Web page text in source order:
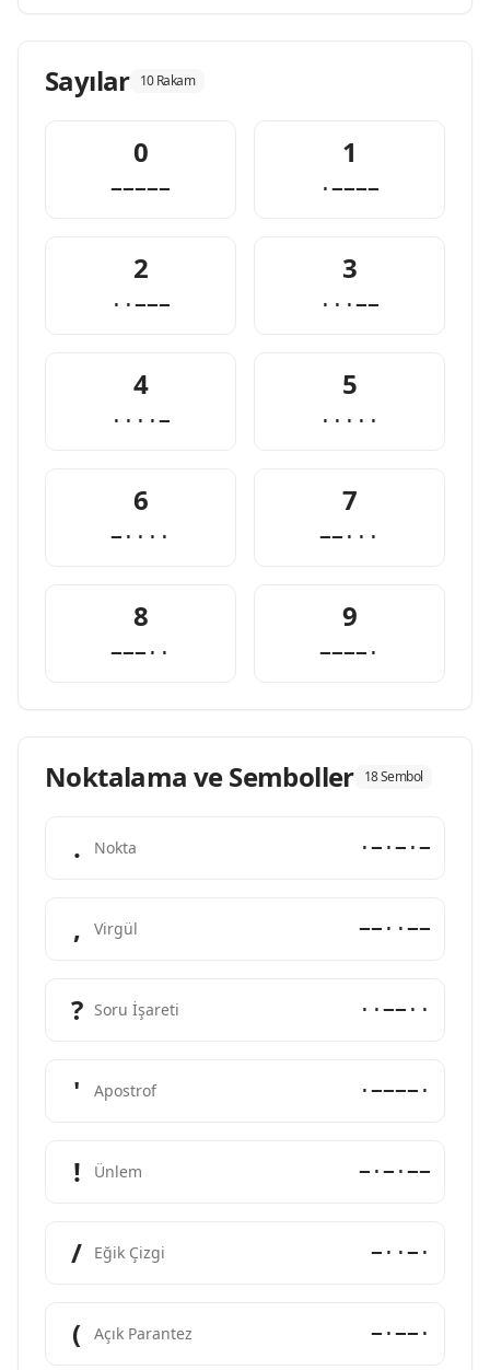
Sayılar 10 Rakam
0
−−−−−
1
·−−−−
2
··−−−
3
···−−
4
····−
5
·····
6
−····
7
−−···
8
−−−··
9
−−−−·
Noktalama ve Semboller 18 Sembol
. Nokta ·−·−·−
, Virgül −−··−−
? Soru İşareti ··−−··
' Apostrof ·−−−−·
! Ünlem −·−·−−
/ Eğik Çizgi −··−·
( Açık Parantez −·−−·